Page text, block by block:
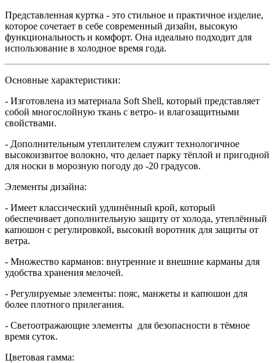
Представленная куртка - это стильное и практичное изделие,
которое сочетает в себе современный дизайн, высокую
функциональность и комфорт. Она идеально подходит для
использование в холодное время года.
Основные характеристики:
- Изготовлена из материала Soft Shell, который представляет
собой многослойную ткань с ветро- и влагозащитными
свойствами.
- Дополнительным утеплителем служит технологичное
высокоизвитое волокно, что делает парку тёплой и пригодной
для носки в морозную погоду до -20 градусов.
Элементы дизайна:
- Имеет классический удлинённый крой, который
обеспечивает дополнительную защиту от холода, утеплённый
капюшон с регулировкой, высокий воротник для защиты от
ветра.
- Множество карманов: внутренние и внешние карманы для
удобства хранения мелочей.
- Регулируемые элементы: пояс, манжеты и капюшон для
более плотного прилегания.
- Светоотражающие элементы для безопасности в тёмное
время суток.
Цветовая гамма: